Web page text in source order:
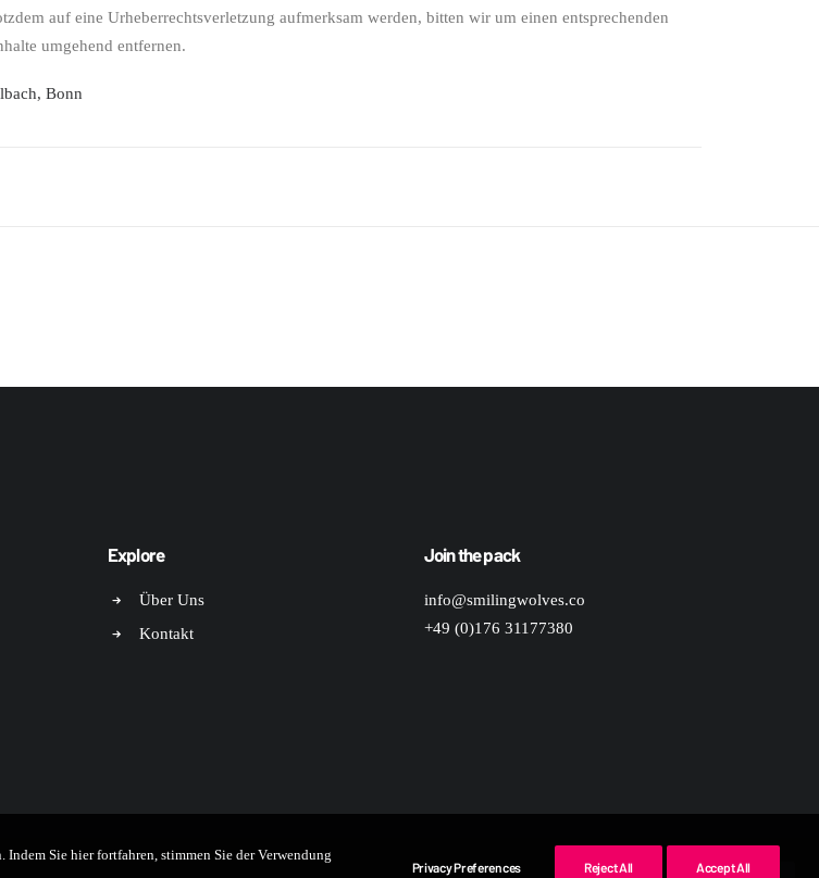
auf eine Urheberrechtsverletzung aufmerksam werden, bitten wir um einen entsprechenden
umgehend entfernen.
Bonn
Explore
Über Uns
Kontakt
Join the pack
info@smilingwolves.co
+49 (0)176 31177380
Sie hier fortfahren, stimmen Sie der Verwendung
Privacy Preferences Reject All Accept All